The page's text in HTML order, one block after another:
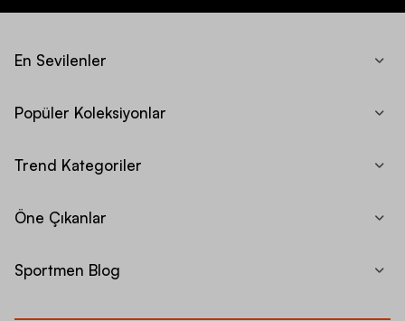
En Sevilenler
Popüler Koleksiyonlar
Trend Kategoriler
Öne Çıkanlar
Sportmen Blog